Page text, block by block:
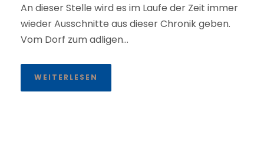
An dieser Stelle wird es im Laufe der Zeit immer
wieder Ausschnitte aus dieser Chronik geben.
Vom Dorf zum adligen...
WEITERLESEN